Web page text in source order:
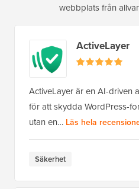
webbplats från
ActiveLayer
ActiveLayer är en AI-driven
för att skydda WordPress-
utan en… Läs hela
Säkerhet